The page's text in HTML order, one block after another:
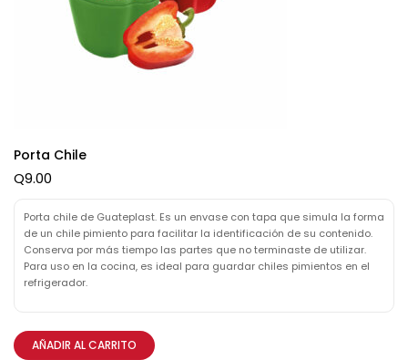
Porta Chile
Q9.00
Porta chile de Guateplast. Es un envase con tapa que simula la forma
de un chile pimiento para facilitar la identificación de su contenido.
Conserva por más tiempo las partes que no terminaste de utilizar.
Para uso en la cocina, es ideal para guardar chiles pimientos en el
refrigerador.
AÑADIR AL CARRITO